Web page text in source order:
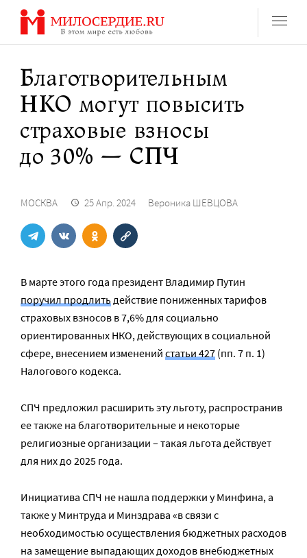
Перейти
содержанию
Благотворительным
НКО могут повысить
страховые взносы
до 30% — СПЧ
МОСКВА 25 Апр. 2024 Вероника ШЕВЦОВА
В марте этого года президент Владимир Путин
поручил продлитьдействие пониженных тарифов
страховых взносов в 7,6% для социально
ориентированных НКО, действующих в социальной
сфере, внесением изменений статьи 427 (пп. 7 п. 1)
Налогового кодекса.
СПЧ предложил расширить эту льготу, распространив
ее также на благотворительные и некоторые
религиозные организации – такая льгота действует
для них до 2025 года.
Инициатива СПЧ не нашла поддержки у Минфина, а
также у Минтруда и Минздрава «в связи с
необходимостью осуществления бюджетных расходов
на замещение выпадающих доходов внебюджетных